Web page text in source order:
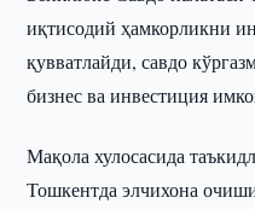
иқтисодий ҳамкорликни
қувватлайди, савдо
бизнес ва инвестиция
Мақола хулосасида
Тошкентда элчихона